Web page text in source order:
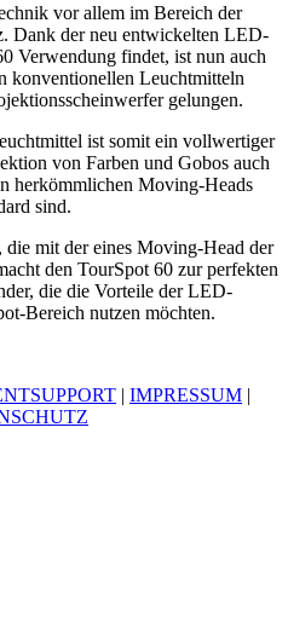
vor allem im Bereich der
Dank der neu entwickelten LED-
Verwendung findet, ist nun auch
konventionellen Leuchtmitteln
gelungen.
ist somit ein vollwertiger
von Farben und Gobos auch
herkömmlichen Moving-Heads
sind.
mit der eines Moving-Head der
den TourSpot 60 zur perfekten
die die Vorteile der LED-
Bereich nutzen möchten.
| IMPRESSUM |